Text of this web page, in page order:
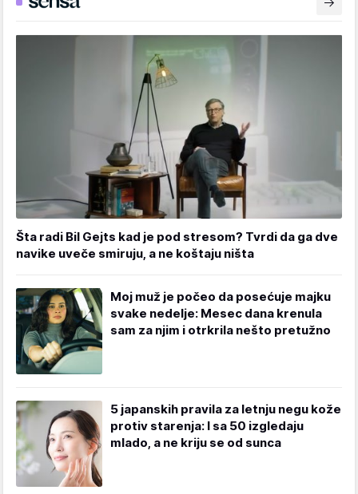
Šta radi Bil Gejts kad je pod stresom? Tvrdi da ga dve
navike uveče smiruju, a ne koštaju ništa
Moj muž je počeo da posećuje majku
svake nedelje: Mesec dana krenula
sam za njim i otrkrila nešto pretužno
5 japanskih pravila za letnju negu kože
protiv starenja: I sa 50 izgledaju
mlado, a ne kriju se od sunca